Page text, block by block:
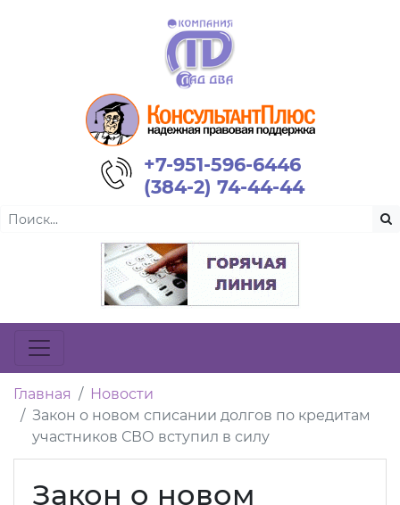
+7-951-596-6446
(384-2) 74-44-44
Главная
Новости
Закон о новом списании долгов по кредитам
участников СВО вступил в силу
Закон о новом